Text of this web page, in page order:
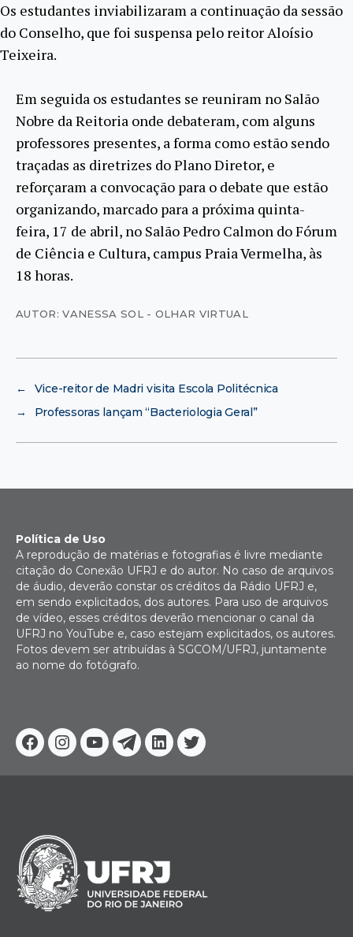
Os estudantes inviabilizaram a continuação da sessão
do Conselho, que foi suspensa pelo reitor Aloísio
Teixeira.
Em seguida os estudantes se reuniram no Salão
Nobre da Reitoria onde debateram, com alguns
professores presentes, a forma como estão sendo
traçadas as diretrizes do Plano Diretor, e
reforçaram a convocação para o debate que estão
organizando, marcado para a próxima quinta-
feira, 17 de abril, no Salão Pedro Calmon do Fórum
de Ciência e Cultura, campus Praia Vermelha, às
18 horas.
AUTOR: VANESSA SOL - OLHAR VIRTUAL
←
Vice-reitor de Madri visita Escola Politécnica
→
Professoras lançam “Bacteriologia Geral”
Facebook
Instagram
YoutubeTelegram
Linkedin
Twitter
Política de Uso
A reprodução de matérias e fotografias é livre mediante
citação do Conexão UFRJ e do autor. No caso de arquivos
de áudio, deverão constar os créditos da Rádio UFRJ e,
em sendo explicitados, dos autores. Para uso de arquivos
de vídeo, esses créditos deverão mencionar o canal da
UFRJ no YouTube e, caso estejam explicitados, os autores.
Fotos devem ser atribuídas à SGCOM/UFRJ, juntamente
ao nome do fotógrafo.